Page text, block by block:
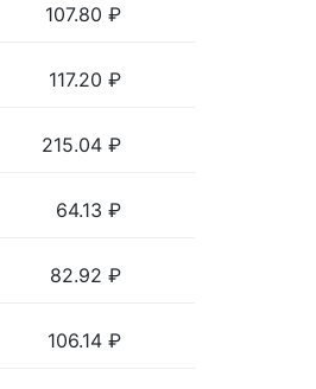
107.80 ₽
117.20 ₽
215.04 ₽
64.13 ₽
82.92 ₽
106.14 ₽